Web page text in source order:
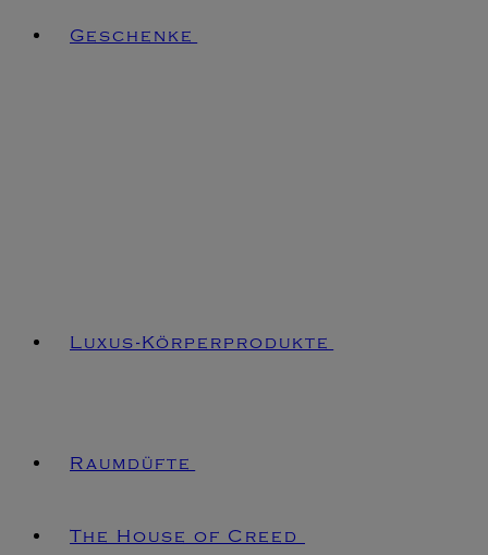
Geschenke
Luxus-Körperprodukte
Raumdüfte
The House of Creed